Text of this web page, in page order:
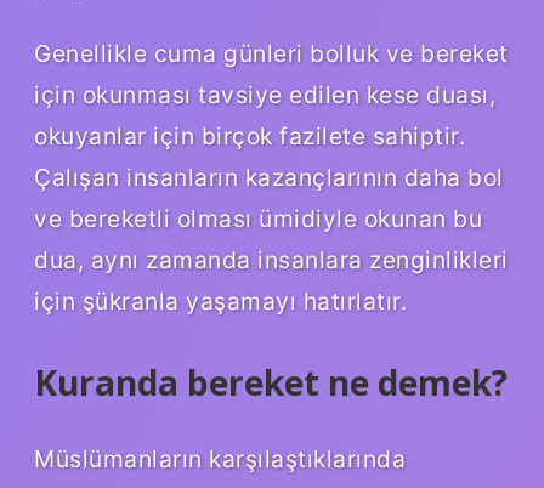
Genellikle cuma günleri bolluk ve bereket
için okunması tavsiye edilen kese duası,
okuyanlar için birçok fazilete sahiptir.
Çalışan insanların kazançlarının daha bol
ve bereketli olması ümidiyle okunan bu
dua, aynı zamanda insanlara zenginlikleri
için şükranla yaşamayı hatırlatır.
Kuranda bereket ne demek?
Müslümanların karşılaştıklarında